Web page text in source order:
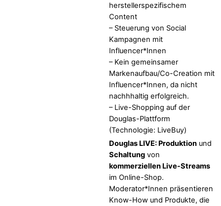
herstellerspezifischem
Content
– Steuerung von Social
Kampagnen mit
Influencer*Innen
– Kein gemeinsamer
Markenaufbau/Co-Creation mit
Influencer*Innen, da nicht
nachhhaltig erfolgreich.
– Live-Shopping auf der
Douglas-Plattform
(Technologie: LiveBuy)
Douglas LIVE: Produktion und
Schaltung von
kommerziellen Live-Streams
im Online-Shop.
Moderator*Innen präsentieren
Know-How und Produkte, die